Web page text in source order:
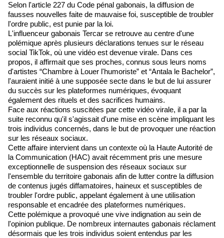
Selon l'article 227 du Code pénal gabonais, la diffusion de
fausses nouvelles faite de mauvaise foi, susceptible de troubler
l'ordre public, est punie par la loi.
L'influenceur gabonais Tercar se retrouve au centre d'une
polémique après plusieurs déclarations tenues sur le réseau
social TikTok, où une vidéo est devenue virale. Dans ces
propos, il affirmait que ses proches, connus sous leurs noms
d'artistes “Chambre à Louer l'humoriste” et “Antala le Bachelor”,
l'auraient initié à une supposée secte dans le but de lui assurer
du succès sur les plateformes numériques, évoquant
également des rituels et des sacrifices humains.
Face aux réactions suscitées par cette vidéo virale, il a par la
suite reconnu qu'il s'agissait d'une mise en scène impliquant les
trois individus concernés, dans le but de provoquer une réaction
sur les réseaux sociaux.
Cette affaire intervient dans un contexte où la Haute Autorité de
la Communication (HAC) avait récemment pris une mesure
exceptionnelle de suspension des réseaux sociaux sur
l'ensemble du territoire gabonais afin de lutter contre la diffusion
de contenus jugés diffamatoires, haineux et susceptibles de
troubler l'ordre public, appelant également à une utilisation
responsable et encadrée des plateformes numériques.
Cette polémique a provoqué une vive indignation au sein de
l'opinion publique. De nombreux internautes gabonais réclament
désormais que les trois individus soient entendus par les